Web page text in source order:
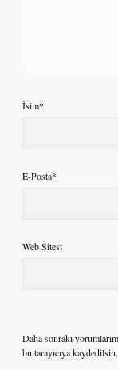
İsim*
E-Posta*
Web Sitesi
Daha sonraki
bu tarayıcıya kaydedilsin.